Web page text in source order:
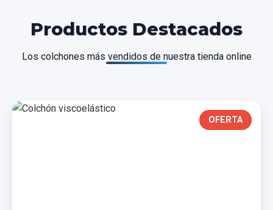
Productos Destacados
Los colchones más vendidos de nuestra tienda online
OFERTA